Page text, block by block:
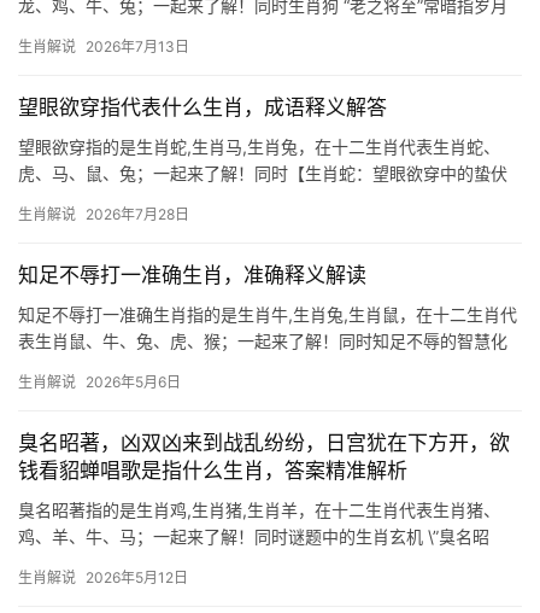
龙、鸡、牛、兔；一起来了解！同时生肖狗 “老之将至”常暗指岁月
契合，古人云“犬守夜”，狗一生勤恳，晚年仍不忘职责，恰如人至暮
生肖解说 2026年7月13日
望眼欲穿指代表什么生肖，成语释义解答
望眼欲穿指的是生肖蛇,生肖马,生肖兔，在十二生肖代表生肖蛇、
虎、马、鼠、兔；一起来了解！同时【生肖蛇：望眼欲穿中的蛰伏
生肖中谁最契合此境，当属生肖蛇，蛇性隐忍，善藏锋芒，恰如黑
生肖解说 2026年7月28日
知足不辱打一准确生肖，准确释义解读
知足不辱打一准确生肖指的是生肖牛,生肖兔,生肖鼠，在十二生肖代
表生肖鼠、牛、兔、虎、猴；一起来了解！同时知足不辱的智慧化
生肖中，生肖鼠最能诠释这一智慧，鼠类天性机敏，善于储粮却从
生肖解说 2026年5月6日
臭名昭著，凶双凶来到战乱纷纷，日宫犹在下方开，欲
钱看貂蝉唱歌是指什么生肖，答案精准解析
臭名昭著指的是生肖鸡,生肖猪,生肖羊，在十二生肖代表生肖猪、
鸡、羊、牛、马；一起来了解！同时谜题中的生肖玄机 \”臭名昭
这首谜语般的谶言，实则暗藏生肖玄机。\”凶双凶\”直指排行第十二
生肖解说 2026年5月12日